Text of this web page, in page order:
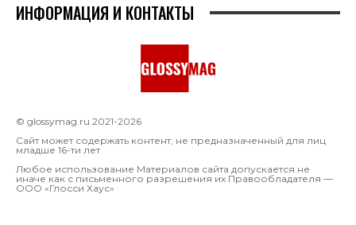
ИНФОРМАЦИЯ И КОНТАКТЫ
© glossymag.ru 2021-2026
Сайт может содержать контент, не предназначенный для лиц
младше 16-ти лет
Любое использование Материалов сайта допускается не
иначе как с письменного разрешения их Правообладателя —
OOO «Глосси Хаус»